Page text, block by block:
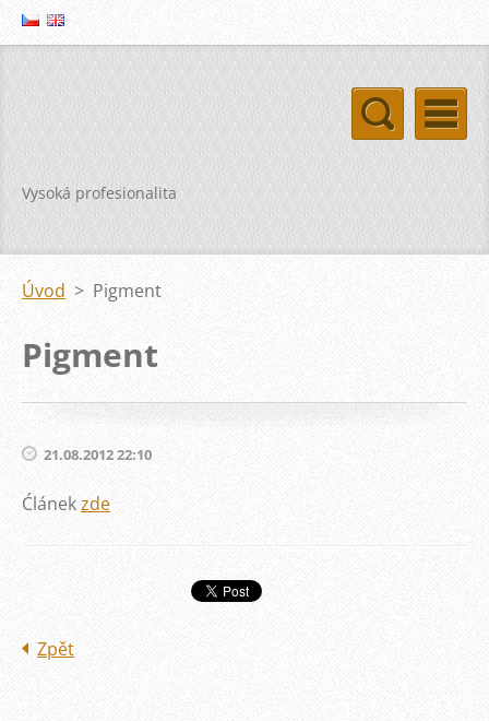
Vysoká profesionalita
Úvod > Pigment
Pigment
21.08.2012 22:10
Ćlánekzde
Zpět